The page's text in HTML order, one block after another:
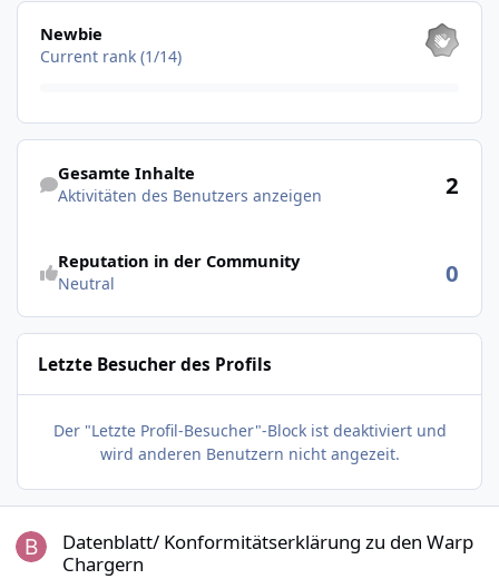
Alle anzeigen
Newbie
Current rank (1/14)
Aktivitäten des Benutzers anzeigen
Gesamte Inhalte
Aktivitäten des Benutzers anzeigen 2
Reputation in der Community
Neutral 0
Letzte Besucher des Profils
Der "Letzte Profil-Besucher"-Block ist deaktiviert und
wird anderen Benutzern nicht angezeit.
Datenblatt/ Konformitätserklärung zu den Warp
Chargern